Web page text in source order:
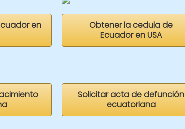
en
Obtener la cedula de
Ecuador en USA
Solicitar acta de defunción
ecuatoriana